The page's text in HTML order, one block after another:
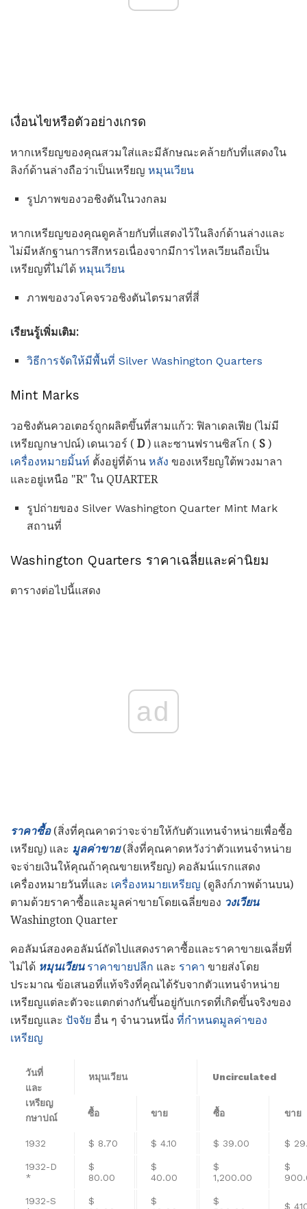
เงื่อนไขหรือตัวอย่างเกรด
หากเหรียญของคุณสวมใส่และมีลักษณะคล้ายกับที่แสดงใน
ลิงก์ด้านล่างถือว่าเป็นเหรียญ หมุนเวียน
รูปภาพของวอชิงตันในวงกลม
หากเหรียญของคุณดูคล้ายกับที่แสดงไว้ในลิงก์ด้านล่างและ
ไม่มีหลักฐานการสึกหรอเนื่องจากมีการไหลเวียนถือเป็น
เหรียญที่ไม่ได้ หมุนเวียน
ภาพของวงโคจรวอชิงตันไตรมาสที่สี่
เรียนรู้เพิ่มเติม:
วิธีการจัดให้มีพื้นที่ Silver Washington Quarters
Mint Marks
วอชิงตันควอเตอร์ถูกผลิตขึ้นที่สามแก้ว: ฟิลาเดลเฟีย (ไม่มี
เหรียญกษาปณ์) เดนเวอร์ ( D) และซานฟรานซิสโก ( S )
เครื่องหมายมิ้นท์ ตั้งอยู่ที่ด้าน หลัง ของเหรียญใต้พวงมาลา
และอยู่เหนือ "R" ใน QUARTER
รูปถ่ายของ Silver Washington Quarter Mint Mark
สถานที่
Washington Quarters ราคาเฉลี่ยและค่านิยม
ตารางต่อไปนี้แสดง
ad
ราคาซื้อ(สิ่งที่คุณคาดว่าจะจ่ายให้กับตัวแทนจำหน่ายเพื่อซื้อ
เหรียญ) และ มูลค่าขาย(สิ่งที่คุณคาดหวังว่าตัวแทนจำหน่าย
จะจ่ายเงินให้คุณถ้าคุณขายเหรียญ) คอลัมน์แรกแสดง
เครื่องหมายวันที่และ เครื่องหมายเหรียญ (ดูลิงก์ภาพด้านบน)
ตามด้วยราคาซื้อและมูลค่าขายโดยเฉลี่ยของ วงเวียน
Washington Quarter
คอลัมน์สองคอลัมน์ถัดไปแสดงราคาซื้อและราคาขายเฉลี่ยที่
ไม่ได้ หมุนเวียน ราคาขายปลีก และ ราคา ขายส่งโดย
ประมาณ ข้อเสนอที่แท้จริงที่คุณได้รับจากตัวแทนจำหน่าย
เหรียญแต่ละตัวจะแตกต่างกันขึ้นอยู่กับเกรดที่เกิดขึ้นจริงของ
เหรียญและ ปัจจัย อื่น ๆ จำนวนหนึ่ง ที่กำหนดมูลค่าของ
เหรียญ
วันที่
และ
เหรียญ
กษาปณ์
หมุนเวียน Uncirculated
ซื้อ ขาย ซื้อ ขาย
1932 $ 8.70 $ 4.10 $ 39.00 $
1932-D
*
$
80.00
$
40.00
$
1,200.00
$
1932-S
$
$
$
$